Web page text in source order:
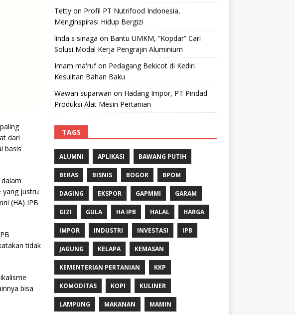
dari
basis
yang justru
(HA) IPB
tidak
bisa
Tettyon Profil PT Nutrifood Indonesia,
Menginspirasi Hidup Bergizi
linda s sinaga on Bantu UMKM, “Kopdar” Cari
Solusi Modal Kerja Pengrajin Aluminium
Imam ma'rufon Pedagang Bekicot di Kediri
Kesulitan Bahan Baku
Wawan suparwan on Hadang Impor, PT Pindad
Produksi Alat Mesin Pertanian
TAGS
ALUMNI APLIKASI BAWANG PUTIH
BERAS BISNIS BOGOR BPOM
DAGING EKSPOR GAPMMI GARAM
GIZI GULA HA IPB HALAL HARGA
IMPOR INDUSTRI INVESTASI IPB
JAGUNG KELAPA KEMASAN
KEMENTERIAN PERTANIAN KKP
KOMODITAS KOPI KULINER
LAMPUNG MAKANAN MAMIN